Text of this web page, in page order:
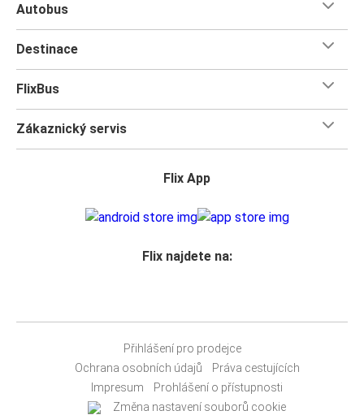
Autobus
Destinace
FlixBus
Zákaznický servis
Flix App
Flix najdete na:
Přihlášení pro prodejce
Ochrana osobních údajů
Práva cestujících
Impresum
Prohlášení o přístupnosti
Změna nastavení souborů cookie